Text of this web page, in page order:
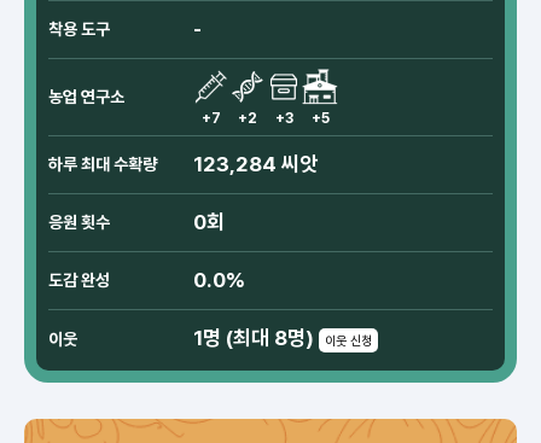
착용 도구 -
농업 연구소
+7 +2 +3 +5
하루 최대 수확량 123,284 씨앗
응원 횟수 0회
도감 완성 0.0%
이웃 1명 (최대 8명) 이웃 신청